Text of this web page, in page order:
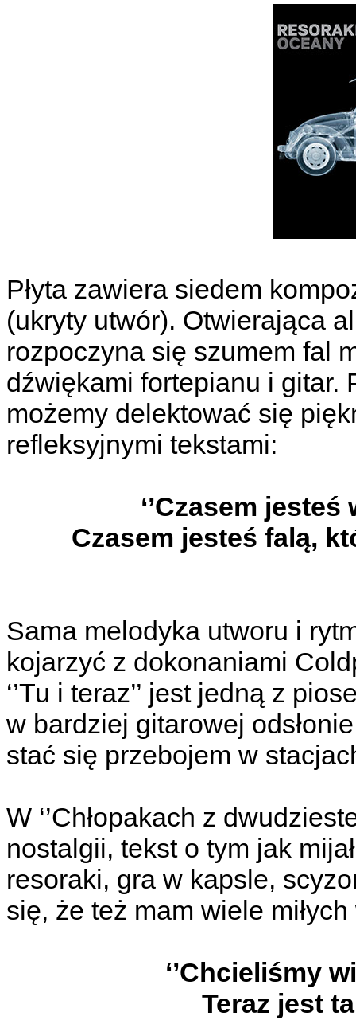
Płyta zawiera siedem
(ukryty utwór). Otwierająca
rozpoczyna się szumem fal
dźwiękami fortepianu i gitar.
możemy delektować się
refleksyjnymi tekstami:
‘’Czasem
Czasem jesteś falą,
Sama melodyka utworu i
kojarzyć z dokonaniami
‘’Tu i teraz’’ jest jedną z
w bardziej gitarowej
stać się przebojem w
W ‘’Chłopakach z
nostalgii, tekst o tym jak
resoraki, gra w kapsle,
się, że też mam wiele
‘’Chcieliśmy
Teraz jest